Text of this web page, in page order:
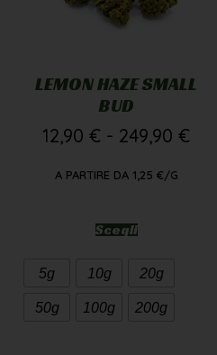
LEMON HAZE SMALL
BUD
12,90 € - 249,90 €
A PARTIRE DA 1,25 €/G
Scegli
5g 10g 20g
50g 100g 200g